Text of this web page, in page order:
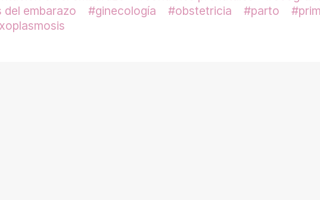
del embarazo ginecología obstetricia parto